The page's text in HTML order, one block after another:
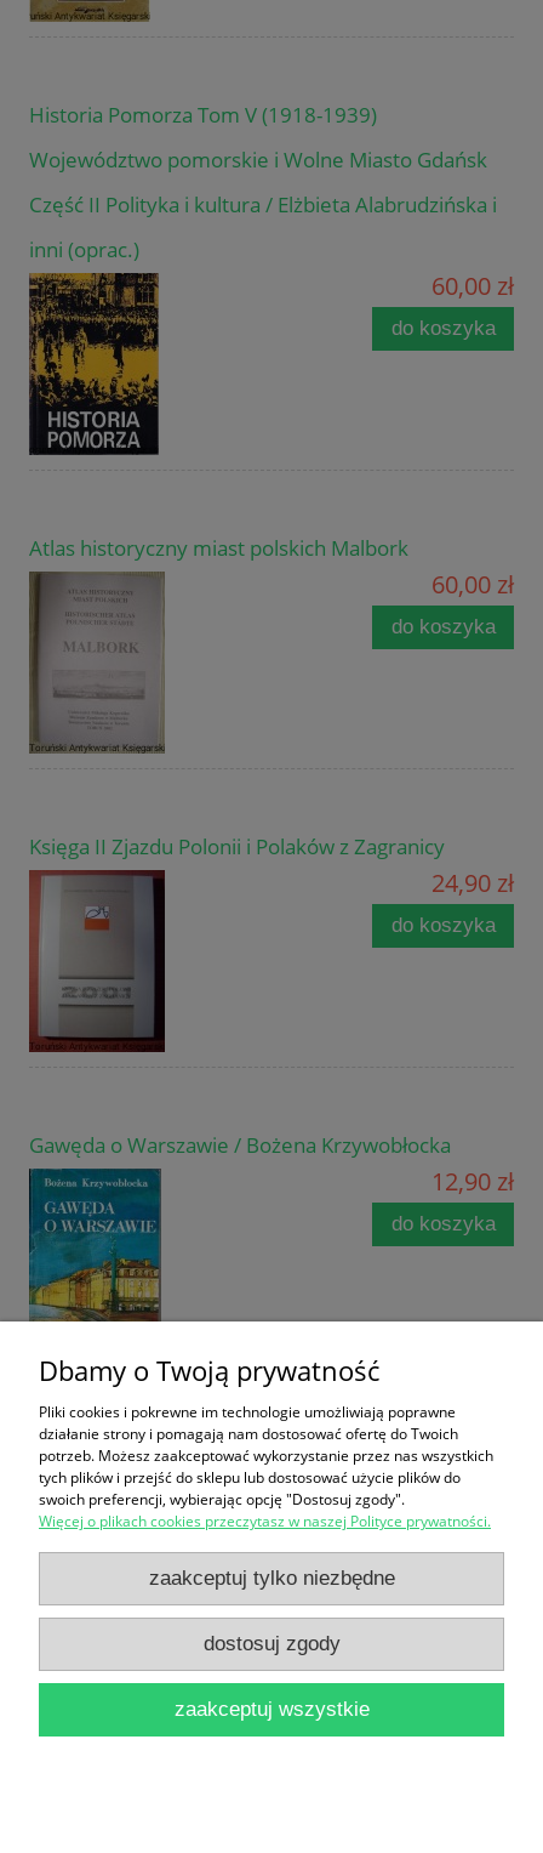
Historia Pomorza Tom V (1918-1939)
Województwo pomorskie i Wolne Miasto Gdańsk
Część II Polityka i kultura / Elżbieta Alabrudzińska i
inni (oprac.)
60,00 zł
do koszyka
Atlas historyczny miast polskich Malbork
60,00 zł
do koszyka
Księga II Zjazdu Polonii i Polaków z Zagranicy
24,90 zł
do koszyka
Gawęda o Warszawie / Bożena Krzywobłocka
12,90 zł
do koszyka
Bibliografia Warmii i Mazur : metodyka prac /
Bożena Wasilewska
19,90 zł
Dbamy o Twoją prywatność
Pliki cookies i pokrewne im technologie umożliwiają poprawne
działanie strony i pomagają nam dostosować ofertę do Twoich
potrzeb. Możesz zaakceptować wykorzystanie przez nas wszystkich
tych plików i przejść do sklepu lub dostosować użycie plików do
swoich preferencji, wybierając opcję "Dostosuj zgody".
Więcej o plikach cookies przeczytasz w naszej Polityce prywatności.
zaakceptuj tylko niezbędne
dostosuj zgody
zaakceptuj wszystkie